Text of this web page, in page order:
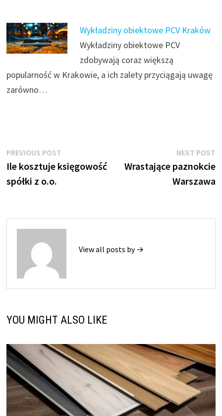
Wykładziny obiektowe PCV Kraków
Wykładziny obiektowe PCV
zdobywają coraz większą
popularność w Krakowie, a ich zalety przyciągają uwagę
zarówno…
Nawigacja
wpisu
PREVIOUS POSTPrevious
post:
Ile kosztuje księgowość
spółki z o.o.
NEXT POST
Wrastające paznokcie
Warszawa
View all posts by →
YOU MIGHT ALSO LIKE